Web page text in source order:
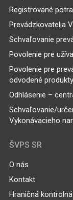
Registrované
Prevádzkovatelia
Schvaľovanie
Povolenie pre
Povolenie pre
odvodené produkty
Odhlásenie –
Schvaľovanie/
Vykonávacieho
ŠVPS SR
O nás
Kontakt
Hraničná